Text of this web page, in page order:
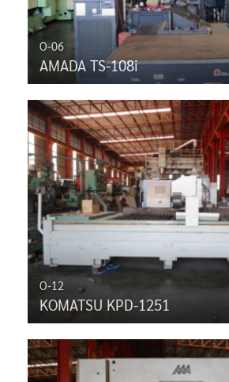
O-06
AMADA TS-108i
O-12
KOMATSU KPD-1251